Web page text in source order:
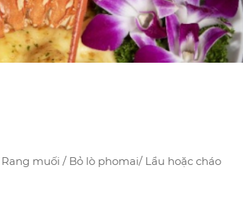
muối / Bỏ lò phomai/ Lẩu hoặc cháo